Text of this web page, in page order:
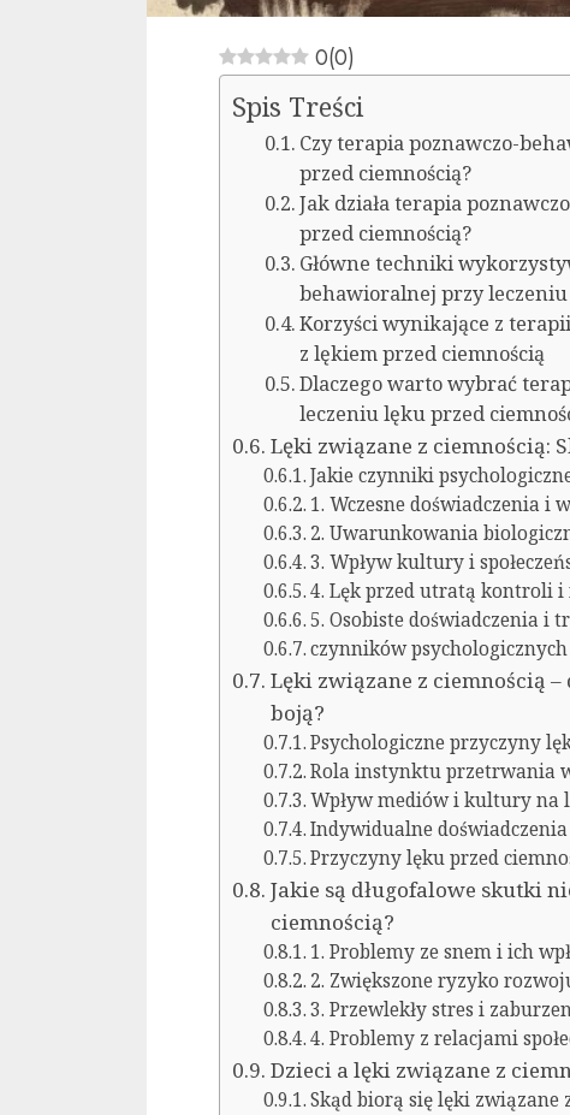
0(0)
Spis Treści
Czy terapia poznawczo-
przed ciemnością?
Jak działa terapia
przed ciemnością?
Główne techniki
behawioralnej przy
Korzyści wynikające z
z lękiem przed ciemnością
Dlaczego warto wybrać
leczeniu lęku przed
Lęki związane z ciemnością:
Jakie czynniki
1. Wczesne doświadczenia i
2. Uwarunkowania
3. Wpływ kultury i
4. Lęk przed utratą kontroli
5. Osobiste doświadczenia i
czynników
Lęki związane z ciemnością
boją?
Psychologiczne przyczyny
Rola instynktu przetrwania
Wpływ mediów i kultury na
Indywidualne
Przyczyny lęku przed
Jakie są długofalowe skutki
ciemnością?
1. Problemy ze snem i ich
2. Zwiększone ryzyko
3. Przewlekły stres i
4. Problemy z relacjami
Dzieci a lęki związane z
Skąd biorą się lęki związane